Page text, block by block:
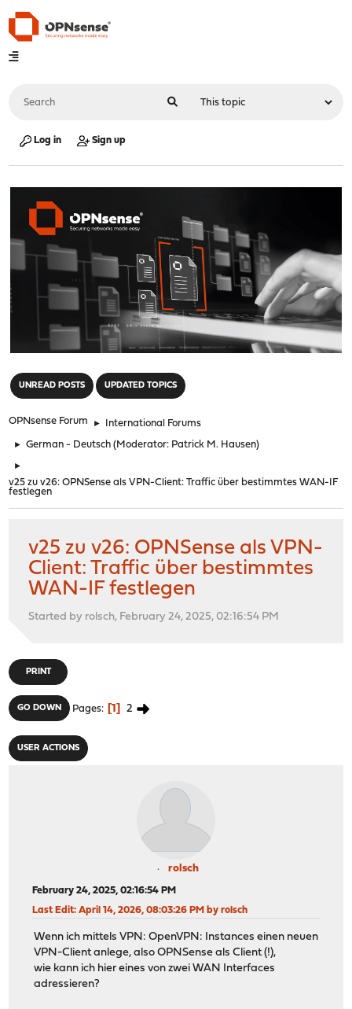
Log in Sign up
UNREAD POSTS UPDATED TOPICS
OPNsense Forum ► International Forums
► German - Deutsch (Moderator: Patrick M. Hausen)
►
v25 zu v26: OPNSense als VPN-Client: Traffic über bestimmtes WAN-IF
festlegen
v25 zu v26: OPNSense als VPN-
Client: Traffic über bestimmtes
WAN-IF festlegen
Started by rolsch, February 24, 2025, 02:16:54 PM
PRINT
GO DOWN Pages 1 2
USER ACTIONS
rolsch
February 24, 2025, 02:16:54 PM
Last Edit: April 14, 2026, 08:03:26 PM by rolsch
Wenn ich mittels VPN: OpenVPN: Instances einen neuen
VPN-Client anlege, also OPNSense als Client (!),
wie kann ich hier eines von zwei WAN Interfaces
adressieren?